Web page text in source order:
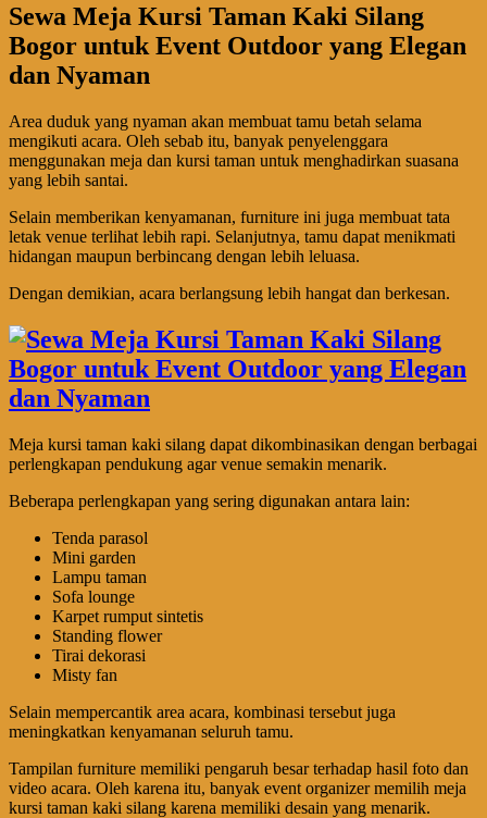
Sewa Meja Kursi Taman Kaki Silang
Bogor untuk Event Outdoor yang Elegan
dan Nyaman
Area duduk yang nyaman akan membuat tamu betah selama
mengikuti acara. Oleh sebab itu, banyak penyelenggara
menggunakan meja dan kursi taman untuk menghadirkan suasana
yang lebih santai.
Selain memberikan kenyamanan, furniture ini juga membuat tata
letak venue terlihat lebih rapi. Selanjutnya, tamu dapat menikmati
hidangan maupun berbincang dengan lebih leluasa.
Dengan demikian, acara berlangsung lebih hangat dan berkesan.
Meja kursi taman kaki silang dapat dikombinasikan dengan berbagai
perlengkapan pendukung agar venue semakin menarik.
Beberapa perlengkapan yang sering digunakan antara lain:
Tenda parasol
Mini garden
Lampu taman
Sofa lounge
Karpet rumput sintetis
Standing flower
Tirai dekorasi
Misty fan
Selain mempercantik area acara, kombinasi tersebut juga
meningkatkan kenyamanan seluruh tamu.
Tampilan furniture memiliki pengaruh besar terhadap hasil foto dan
video acara. Oleh karena itu, banyak event organizer memilih meja
kursi taman kaki silang karena memiliki desain yang menarik.